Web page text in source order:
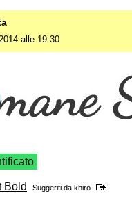
alle 19:30
Bold Suggeriti da khiro